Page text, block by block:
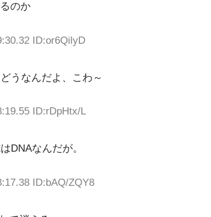
のか
ID:or6QilyD
うなんだよ、こわ～
ID:rDpHtx/L
DNAなんだが。
ID:bAQ/ZQY8